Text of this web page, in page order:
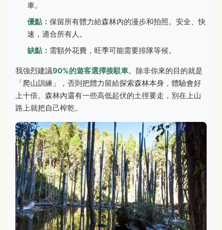
車。
優點： 保留所有體力給森林內的漫步和拍照。安全、快
速，適合所有人。
缺點： 需額外花費，旺季可能需要排隊等候。
我強烈建議90%的遊客選擇接駁車。除非你來的目的就是
「爬山訓練」，否則把體力留給探索森林本身，體驗會好
上十倍。森林內還有一些高低起伏的土徑要走，別在上山
路上就把自己榨乾。